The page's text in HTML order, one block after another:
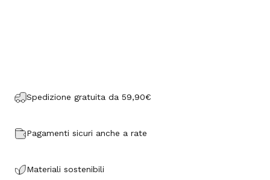
Spedizione gratuita da 59,90€
Pagamenti sicuri anche a rate
Materiali sostenibili